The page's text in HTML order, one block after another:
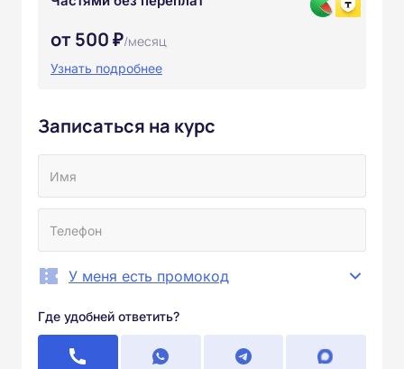
от 500 ₽/месяц
Узнать подробнее
Записаться на курс
У меня есть промокод
Где удобней ответить?